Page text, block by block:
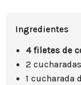
Ingredientes
4 filetes de
2
1 cucharada